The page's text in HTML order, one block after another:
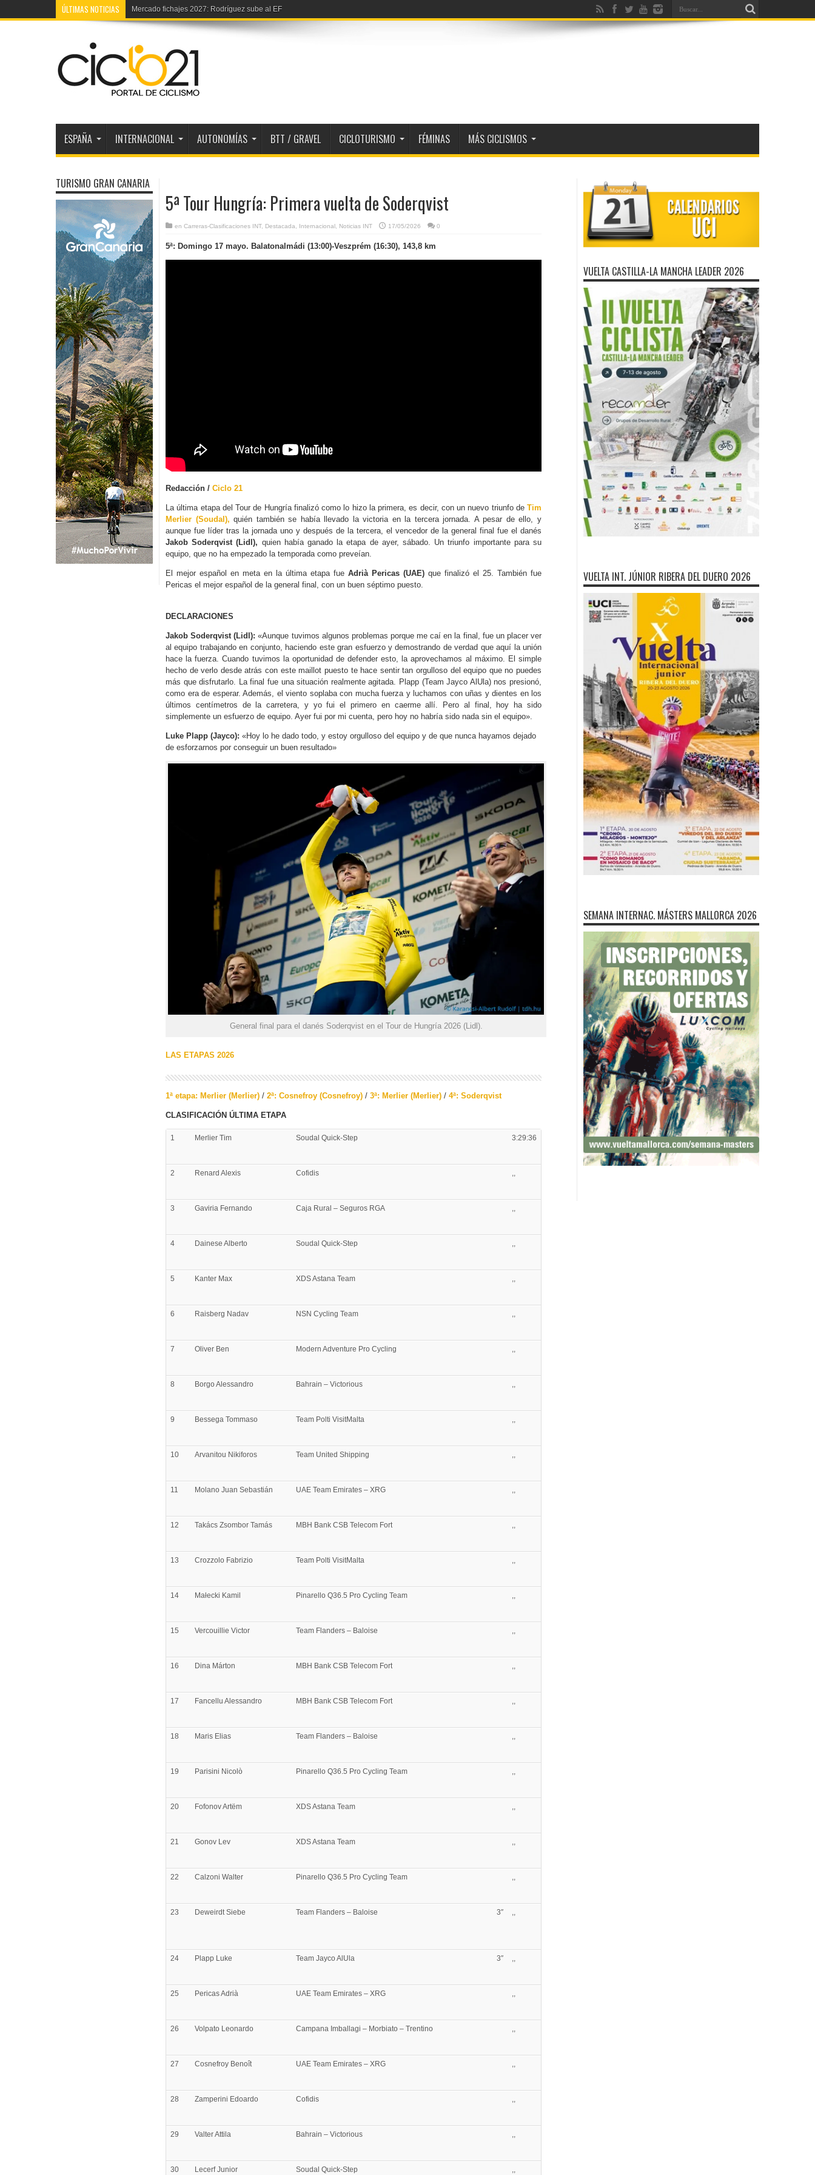
ÚLTIMAS NOTICIAS Vuelta Ribera Duero júnior: TV, etapas y perfiles 2026
ESPAÑA INTERNACIONAL AUTONOMÍAS BTT / GRAVEL CICLOTURISMO FÉMINAS MÁS CICLISMOS
5ª Tour Hungría: Primera vuelta de Soderqvist
en Carreras-Clasificaciones INT, Destacada Internacional Noticias INT 17/05/2026 0
5ª: Domingo 17 mayo. Balatonalmádi (13:00)-Veszprém (16:30), 143,8 km
Redacción / Ciclo 21
La última etapa del Tour de Hungría finalizó como lo hizo la primera, es decir, con un nuevo triunfo deTim
Merlier (Soudal), quién también se había llevado la victoria en la tercera jornada. A pesar de ello, y
aunque fue líder tras la jornada uno y después de la tercera, el vencedor de la general final fue el danés
Jakob Soderqvist (Lidl), quien había ganado la etapa de ayer, sábado. Un triunfo importante para su
equipo, que no ha empezado la temporada como preveían.
El mejor español en meta en la última etapa fue Adrià Pericas (UAE) que finalizó el 25. También fue
Pericas el mejor español de la general final, con un buen séptimo puesto.
DECLARACIONES
Jakob Soderqvist (Lidl):«Aunque tuvimos algunos problemas porque me caí en la final, fue un placer ver
al equipo trabajando en conjunto, haciendo este gran esfuerzo y demostrando de verdad que aquí la unión
hace la fuerza. Cuando tuvimos la oportunidad de defender esto, la aprovechamos al máximo. El simple
hecho de verlo desde atrás con este maillot puesto te hace sentir tan orgulloso del equipo que no puedes
más que disfrutarlo. La final fue una situación realmente agitada. Plapp (Team Jayco AlUla) nos presionó,
como era de esperar. Además, el viento soplaba con mucha fuerza y luchamos con uñas y dientes en los
últimos centímetros de la carretera, y yo fui el primero en caerme allí. Pero al final, hoy ha sido
simplemente un esfuerzo de equipo. Ayer fui por mi cuenta, pero hoy no habría sido nada sin el equipo».
Luke Plapp (Jayco): «Hoy lo he dado todo, y estoy orgulloso del equipo y de que nunca hayamos dejado
de esforzarnos por conseguir un buen resultado»
General final para el danés Soderqvist en el Tour de Hungría 2026 (Lidl).
LAS ETAPAS 2026
1ª etapa: Merlier (Merlier) / 2ª: Cosnefroy (Cosnefroy) / 3ª: Merlier (Merlier) / 4ª: Soderqvist
CLASIFICACIÓN ÚLTIMA ETAPA
1 Merlier Tim Soudal Quick-Step 3:29:36
2 Renard Alexis Cofidis
3 Gaviria Fernando Caja Rural – Seguros RGA
4 Dainese Alberto Soudal Quick-Step
5 Kanter Max XDS Astana Team
6 Raisberg Nadav NSN Cycling Team
7 Oliver Ben Modern Adventure Pro Cycling
8 BorgoAlessandro Bahrain – Victorious
9 Bessega Tommaso Team Polti VisitMalta
10 Arvanitou Nikiforos Team United Shipping
11 Molano Juan Sebastián UAE Team Emirates – XRG
12 Takács Zsombor Tamás MBH Bank CSB Telecom Fort
13 Crozzolo Fabrizio Team Polti VisitMalta
14 Małecki Kamil Pinarello Q36.5 Pro Cycling Team
15 Vercouillie Victor Team Flanders – Baloise
16 Dina Márton MBH Bank CSB Telecom Fort
17 Fancellu Alessandro MBH Bank CSB Telecom Fort
18 Maris Elias Team Flanders – Baloise
19 Parisini Nicolò Pinarello Q36.5 Pro Cycling Team
20 FofonovArtëm XDS Astana Team
21 Gonov Lev XDS Astana Team
22 Calzoni Walter Pinarello Q36.5 Pro Cycling Team
23 Deweirdt Siebe Team Flanders – Baloise 3″
24 Plapp Luke Team Jayco AlUla 3″
25 PericasAdrià UAE Team Emirates – XRG
26 Volpato Leonardo Campana Imballagi – Morbiato – Trentino
27 Cosnefroy Benoît UAE Team Emirates – XRG
28 Zamperini Edoardo Cofidis
29 ValterAttila Bahrain – Victorious
30 LecerfJunior Soudal Quick-Step
TURISMO GRAN CANARIA
VUELTA CASTILLA-LA MANCHA LEADER 2026
VUELTA INT. JÚNIOR RIBERA DEL DUERO 2026
SEMANA INTERNAC. MÁSTERS MALLORCA 2026